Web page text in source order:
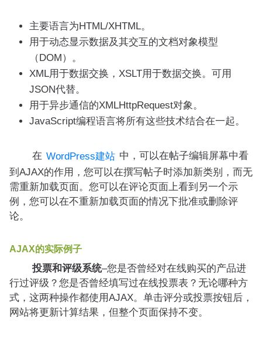
主要语言为HTML/XHTML。
用于动态显示数据及其交互的文档对象模型
（DOM）。
XML用于数据交换，XSLT用于数据交换。可用
JSON代替。
用于异步通信的XMLHttpRequest对象。
JavaScript编程语言将所有这些技术结合在一起。
在 WordPress建站 中，可以在帖子编辑屏幕中看
到AJAX的作用，您可以在撰写帖子时添加新类别，而无
需重新加载页面。您可以在评论页面上看到另一个示
例，您可以在不重新加载页面的情况下批准或删除评
论。
AJAX的实际例子
投票和评级系统–您是否曾经对在线购买的产品进
行过评级？您是否曾经填写过在线投票表？无论哪种方
式，这两种操作都使用AJAX。单击评分或投票按钮后，
网站将更新计算结果，但整个页面保持不变。